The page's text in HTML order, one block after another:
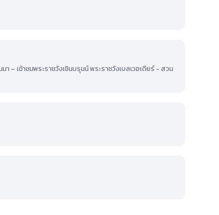
– เข้าชมพระราชวังเชินบรุนน์ พระราชวังเบลเวอเดียร์ - สวน